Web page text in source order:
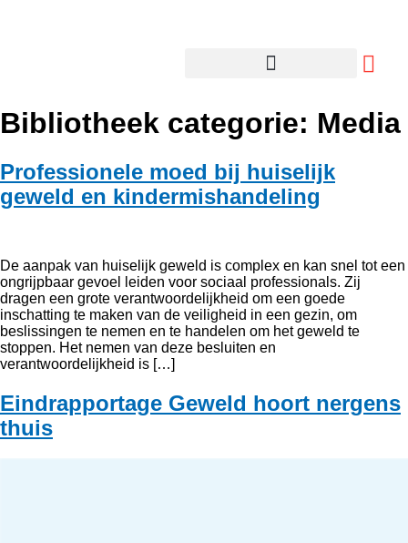
Bibliotheek categorie: Media
Professionele moed bij huiselijk
geweld en kindermishandeling
De aanpak van huiselijk geweld is complex en kan snel tot een
ongrijpbaar gevoel leiden voor sociaal professionals. Zij
dragen een grote verantwoordelijkheid om een goede
inschatting te maken van de veiligheid in een gezin, om
beslissingen te nemen en te handelen om het geweld te
stoppen. Het nemen van deze besluiten en
verantwoordelijkheid is […]
Eindrapportage Geweld hoort nergens
thuis